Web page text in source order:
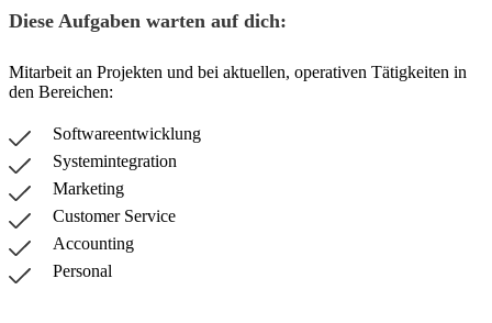
Diese Aufgaben warten auf dich:
Mitarbeit an Projekten und bei aktuellen, operativen Tätigkeiten in
den Bereichen:
Softwareentwicklung
Systemintegration
Marketing
Customer Service
Accounting
Personal